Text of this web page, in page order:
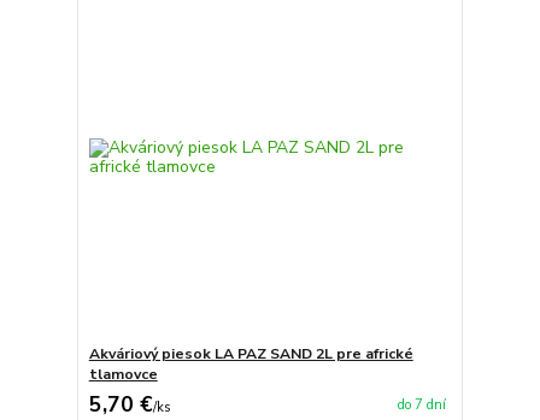
Akváriový piesok LA PAZ SAND 2L pre africké
tlamovce
5,70 €/ks do 7 dní